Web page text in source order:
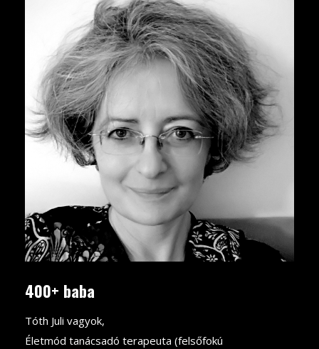
400+ baba
Tóth Juli vagyok,
Életmód tanácsadó terapeuta (felsőfokú